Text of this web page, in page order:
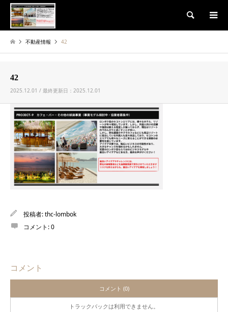
検索
不動産情報 42
42
2025.12.01 / 最終更新日：2025.12.01
投稿者:thc-lombok
コメント:0
コメント
コメント (0)
トラックバックは利用できません。